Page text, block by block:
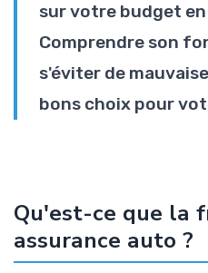
sur votre budget
Comprendre son
s'éviter de
bons choix pour
Qu'est-ce que la
assurance auto ?